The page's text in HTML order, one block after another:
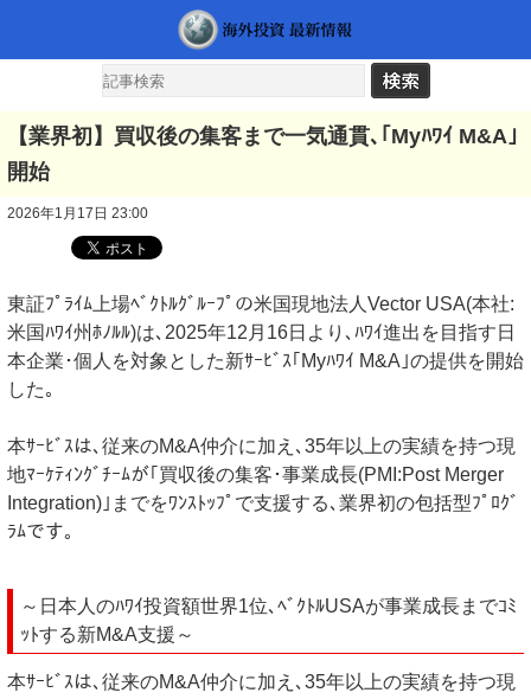
【業界初】買収後の集客まで一気通貫､｢Myﾊﾜｲ M&A｣
開始
2026年1月17日 23:00
東証ﾌﾟﾗｲﾑ上場ﾍﾞｸﾄﾙｸﾞﾙｰﾌﾟの米国現地法人Vector USA(本社:
米国ﾊﾜｲ州ﾎﾉﾙﾙ)は､2025年12月16日より､ﾊﾜｲ進出を目指す日
本企業･個人を対象とした新ｻｰﾋﾞｽ｢Myﾊﾜｲ M&A｣の提供を開始
した｡
本ｻｰﾋﾞｽは､従来のM&A仲介に加え､35年以上の実績を持つ現
地ﾏｰｹﾃｨﾝｸﾞﾁｰﾑが｢買収後の集客･事業成長(PMI:Post Merger
Integration)｣までをﾜﾝｽﾄｯﾌﾟで支援する､業界初の包括型ﾌﾟﾛｸﾞ
ﾗﾑです｡
～日本人のﾊﾜｲ投資額世界1位､ﾍﾞｸﾄﾙUSAが事業成長までｺﾐ
ｯﾄする新M&A支援～
本ｻｰﾋﾞｽは､従来のM&A仲介に加え､35年以上の実績を持つ現